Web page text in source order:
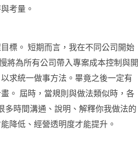
考量。
標。 短期而言，我在不同公司開始
將為所有公司帶入專案成本控制與開
求統一做事方法。畢竟之後一定有
。 屆時，當規則與做法類似時，各
多時間溝通、說明、解釋你我做法的
降低、經營透明度才能提升。